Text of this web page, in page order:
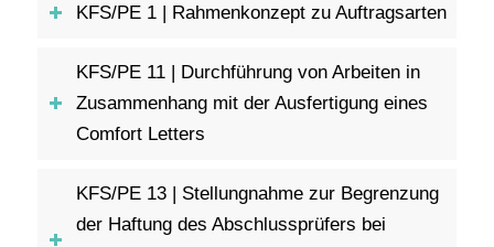
KFS/PE 1 | Rahmenkonzept zu Auftragsarten
KFS/PE 11 | Durchführung von Arbeiten in
Zusammenhang mit der Ausfertigung eines
Comfort Letters
KFS/PE 13 | Stellungnahme zur Begrenzung
der Haftung des Abschlussprüfers bei